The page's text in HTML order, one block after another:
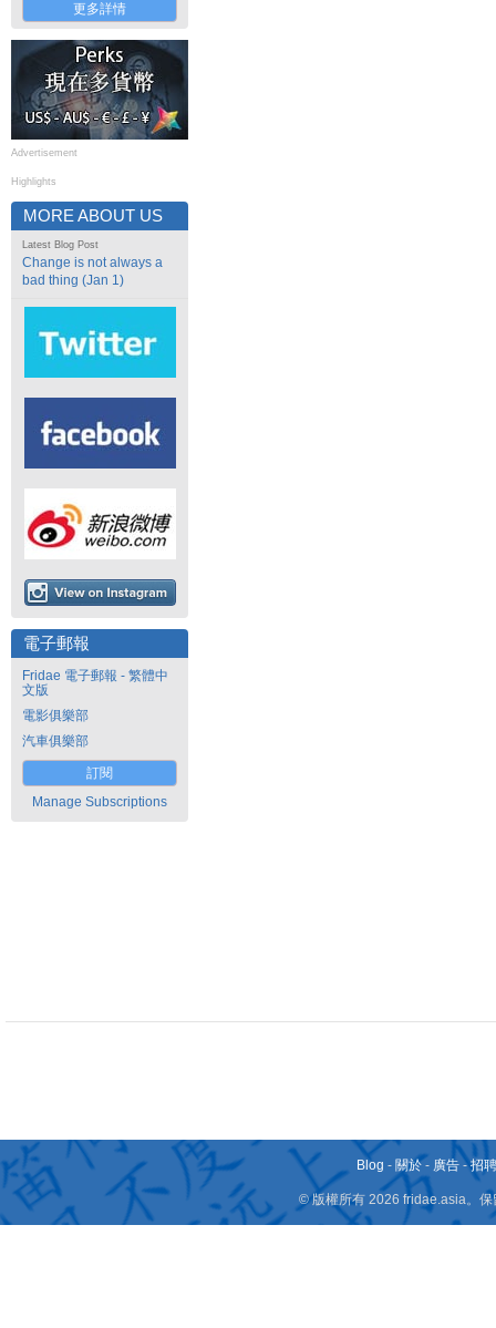
更多詳情
Advertisement
Highlights
MORE ABOUT US
Latest Blog Post
Change is not always a
bad thing (Jan 1)
電子郵報
Fridae 電子郵報 - 繁體中
文版
電影俱樂部
汽車俱樂部
訂閱
Manage Subscriptions
Blog - 關於 - 廣告 -招
© 版權所有 2026 fridae.asia。